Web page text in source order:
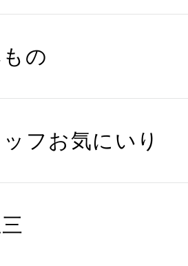
の
フお気にいり